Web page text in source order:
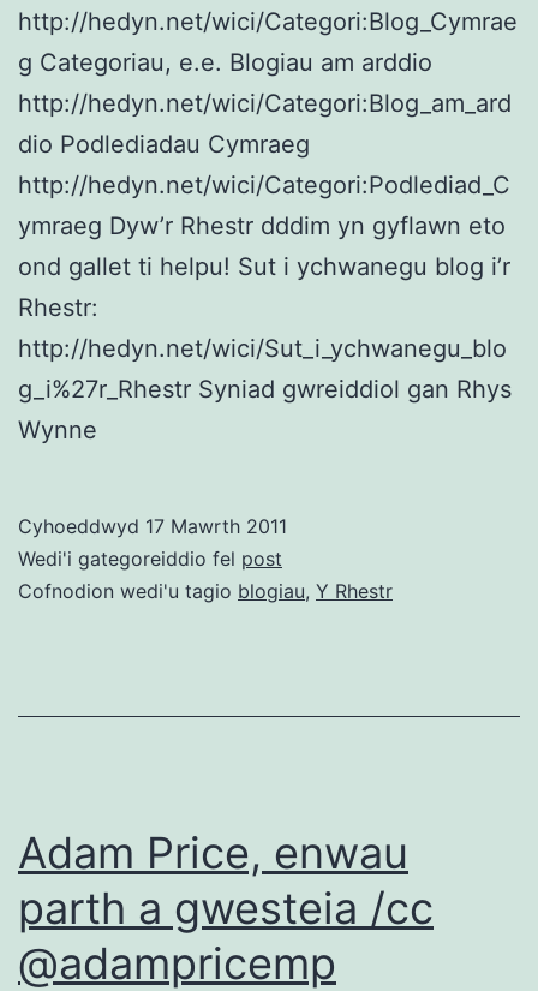
http://hedyn.net/wici/Categori:Blog_Cymrae
g Categoriau, e.e. Blogiau am arddio
http://hedyn.net/wici/Categori:Blog_am_ard
dio Podlediadau Cymraeg
http://hedyn.net/wici/Categori:Podlediad_C
ymraeg Dyw’r Rhestr dddim yn gyflawn eto
ond gallet ti helpu! Sut i ychwanegu blog i’r
Rhestr:
http://hedyn.net/wici/Sut_i_ychwanegu_blo
g_i%27r_Rhestr Syniad gwreiddiol gan Rhys
Wynne
Cyhoeddwyd 17 Mawrth 2011
Wedi'i gategoreiddio fel post
Cofnodion wedi'u tagio blogiau, Y Rhestr
Adam Price, enwau
parth a gwesteia /cc
@adampricemp